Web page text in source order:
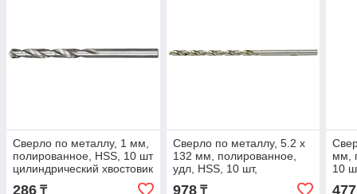
Сверло по металлу, 1 мм,
полированное, HSS, 10 шт
цилиндрический хвостовик
Matrix
286 ₸
Сверло по металлу, 5.2 х
132 мм, полированное,
удл, HSS, 10 шт,
цилиндрический хвостовик
978₸
мм,
10
477